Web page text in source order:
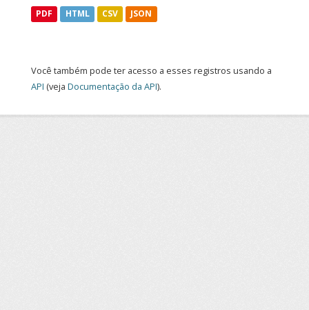
PDF HTML CSV JSON
Você também pode ter acesso a esses registros usando a
API (veja Documentação da API).